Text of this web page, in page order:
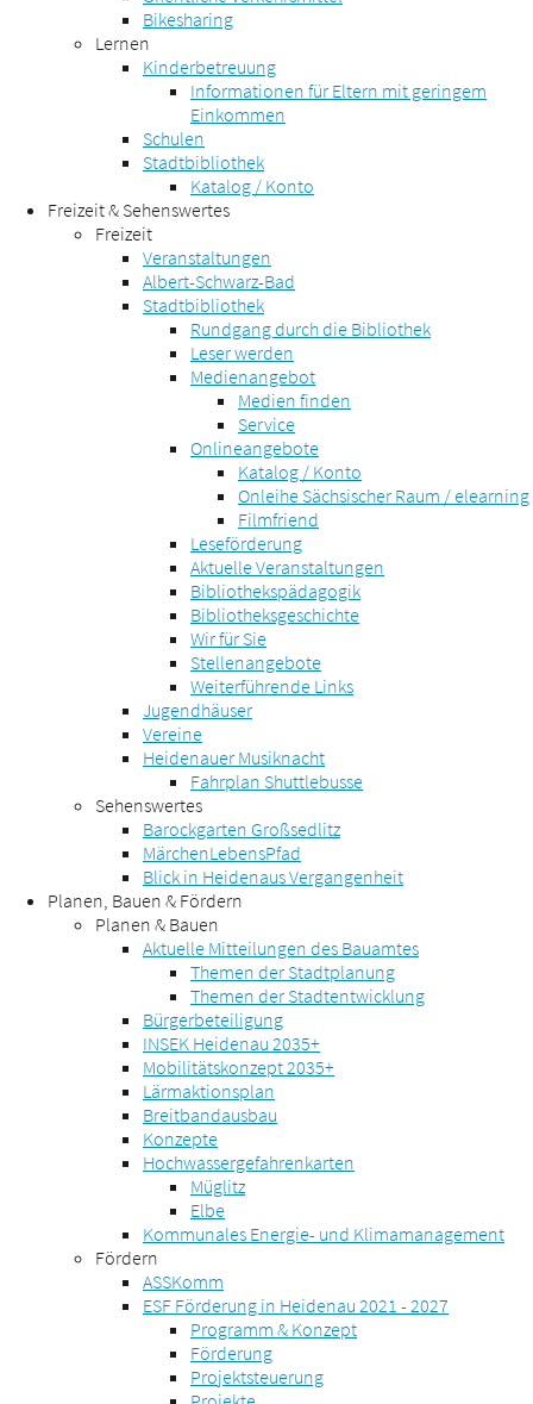
Bikesharing
Lernen
Kinderbetreuung
Informationen für Eltern mit geringem
Einkommen
Schulen
Stadtbibliothek
Katalog / Konto
Freizeit & Sehenswertes
Freizeit
Veranstaltungen
Albert-Schwarz-Bad
Stadtbibliothek
Rundgang durch die Bibliothek
Leser werden
Medienangebot
Medien finden
Service
Onlineangebote
Katalog / Konto
Onleihe Sächsischer Raum / elearning
Filmfriend
Leseförderung
Aktuelle Veranstaltungen
Bibliothekspädagogik
Bibliotheksgeschichte
Wir für Sie
Stellenangebote
Weiterführende Links
Jugendhäuser
Vereine
Heidenauer Musiknacht
Fahrplan Shuttlebusse
Sehenswertes
Barockgarten Großsedlitz
MärchenLebensPfad
Blick in Heidenaus Vergangenheit
Planen, Bauen & Fördern
Planen & Bauen
Aktuelle Mitteilungen des Bauamtes
Themen der Stadtplanung
Themen der Stadtentwicklung
Bürgerbeteiligung
INSEK Heidenau 2035+
Mobilitätskonzept 2035+
Lärmaktionsplan
Breitbandausbau
Konzepte
Hochwassergefahrenkarten
Müglitz
Elbe
Kommunales Energie- und Klimamanagement
Fördern
ASSKomm
ESF Förderung in Heidenau 2021 - 2027
Programm & Konzept
Förderung
Projektsteuerung